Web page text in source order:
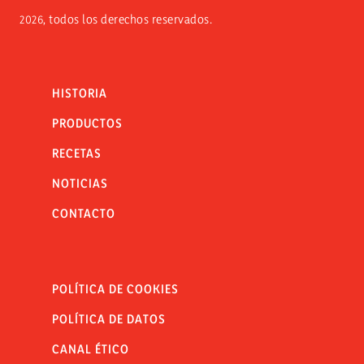
2026, todos los derechos reservados.
HISTORIA
PRODUCTOS
RECETAS
NOTICIAS
CONTACTO
POLÍTICA DE COOKIES
POLÍTICA DE DATOS
CANAL ÉTICO